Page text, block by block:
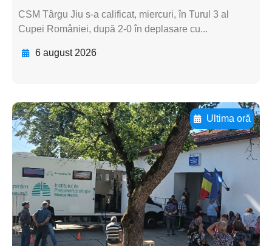
CSM Târgu Jiu s-a calificat, miercuri, în Turul 3 al
Cupei României, după 2-0 în deplasare cu...
6 august 2026
Ultima oră
Adaugă aici textul pentru
subtitluAdaugă aici
textul pentru
subtitluAdaugă aici
textul pentru
subtitluAdaugă aici